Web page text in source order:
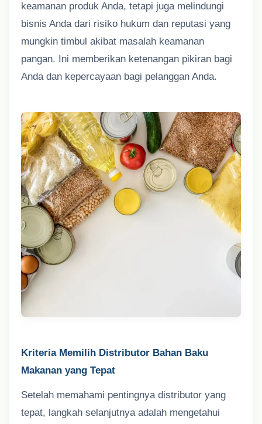
keamanan produk Anda, tetapi juga melindungi
bisnis Anda dari risiko hukum dan reputasi yang
mungkin timbul akibat masalah keamanan
pangan. Ini memberikan ketenangan pikiran bagi
Anda dan kepercayaan bagi pelanggan Anda.
Kriteria Memilih Distributor Bahan Baku
Makanan yang Tepat
Setelah memahami pentingnya distributor yang
tepat, langkah selanjutnya adalah mengetahui